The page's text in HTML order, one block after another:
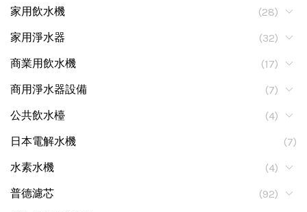
家用飲水機
(28)
家用淨水器
(32)
商業用飲水機
(17)
商用淨水器設備
(7)
公共飲水檯
(4)
日本電解水機
(7)
水素水機
(4)
普德濾芯
(92)